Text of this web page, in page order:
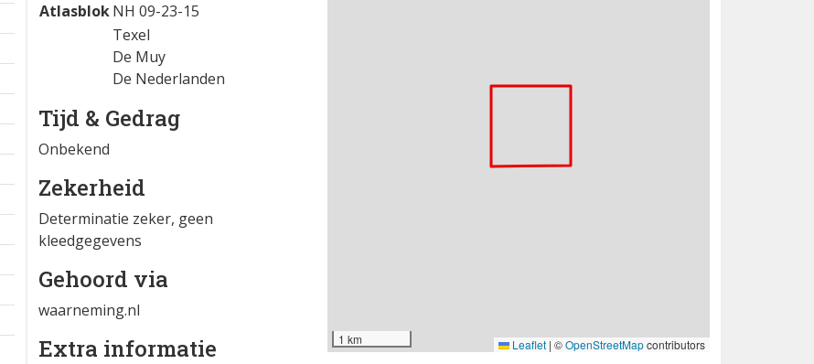
AtlasblokNH 09-23-15
Texel
De Muy
De Nederlanden
Tijd & Gedrag
Onbekend
Zekerheid
Determinatie zeker, geen
kleedgegevens
Gehoord via
waarneming.nl
Extra informatie 1 km Leaflet | ©OpenStreetMapcontributors